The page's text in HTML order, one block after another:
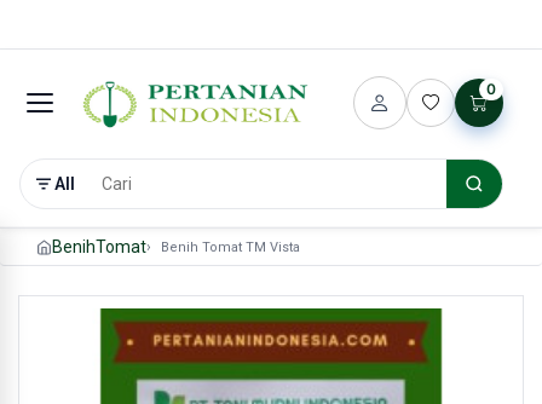
All
0
BenihTomat Benih Tomat TM Vista